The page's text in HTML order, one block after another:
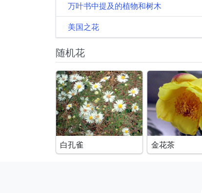
万叶书中提及的植物和树木
美国之花
随机花
白孔雀 金花茶